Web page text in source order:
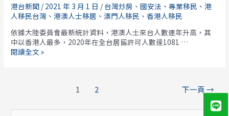
港台新聞 / 2021 年 3 月 1 日 / 台灣炒房 、國安法 、專業移民 、港
人移民台灣 、港澳人士移居 、澳門人移民 、香港人移民
依據大陸委員會最新統計資料，港澳人士來台人數連年升高，其
中以香港人最多，2020年在全台居留許可人數達1081 …
【港
來
閱讀全文 »
1 2 下一頁→